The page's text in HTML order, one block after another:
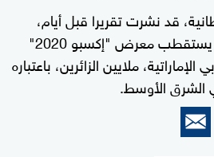
قد نشرت تقريرا قبل أيام،
يقول إنه من المتوقع أن يستقطب معرض "إكسبو 2020"
ملايين الزائرين، باعتباره
الشرق الأوسط.